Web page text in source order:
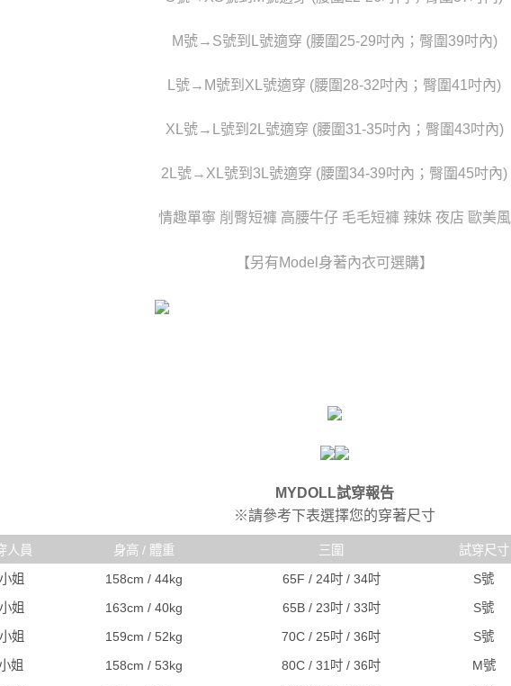
國家/地區配送
M號→S號到L號適穿 (腰圍25-29吋內；臀圍39吋內)
L號→M號到XL號適穿 (腰圍28-32吋內；臀圍41吋內)
XL號→L號到2L號適穿 (腰圍31-35吋內；臀圍43吋內)
2L號→XL號到3L號適穿 (腰圍34-39吋內；臀圍45吋內)
情趣單寧 削臀短褲 高腰牛仔 毛毛短褲 辣妹 夜店 歐美風
【另有Model身著內衣可選購】
MYDOLL試穿報告
※請參考下表選擇您的穿著尺寸
人員 身高 / 體重 三圍 試穿尺寸
姐
158cm / 44kg 65F / 24吋 / 34吋 S號
姐
163cm / 40kg 65B / 23吋 / 33吋 S號
姐
159cm / 52kg 70C / 25吋 / 36吋 S號
姐
158cm / 53kg 80C / 31吋 / 36吋 M號